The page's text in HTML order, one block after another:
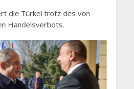
die Türkei trotz des von
Handelsverbots.